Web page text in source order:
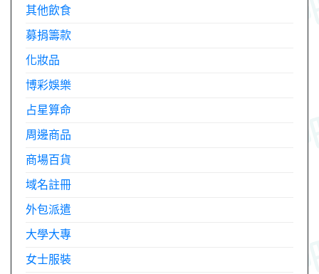
其他飲食
募捐籌款
化妝品
博彩娛樂
占星算命
周邊商品
商場百貨
域名註冊
外包派遣
大學大專
女士服裝